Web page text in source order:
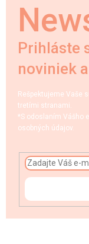
Prihláste
noviniek
Rešpektujeme Vaše
tretími stranami.
*S odoslaním Vášho
osobných údajov.